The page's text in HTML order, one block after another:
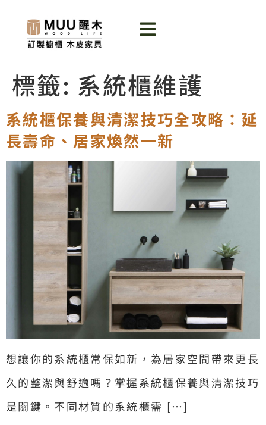
標籤: 系統櫃維護
系統櫃保養與清潔技巧全攻略：延
長壽命、居家煥然一新
想讓你的系統櫃常保如新，為居家空間帶來更長
久的整潔與舒適嗎？掌握系統櫃保養與清潔技巧
是關鍵。不同材質的系統櫃需 […]